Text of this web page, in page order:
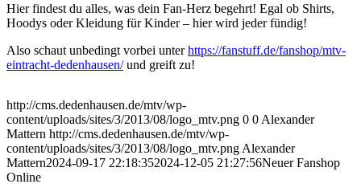
Hier findest du alles, was dein Fan-Herz begehrt! Egal ob Shirts,
Hoodys oder Kleidung für Kinder – hier wird jeder fündig!
Also schaut unbedingt vorbei unterhttps://fanstuff.de/fanshop/mtv-
eintracht-dedenhausen/und greift zu!
http://cms.dedenhausen.de/mtv/wp-
content/uploads/sites/3/2013/08/logo_mtv.png 0 0 Alexander
Mattern http://cms.dedenhausen.de/mtv/wp-
content/uploads/sites/3/2013/08/logo_mtv.png Alexander
Mattern2024-09-17 22:18:352024-12-05 21:27:56Neuer Fanshop
Online